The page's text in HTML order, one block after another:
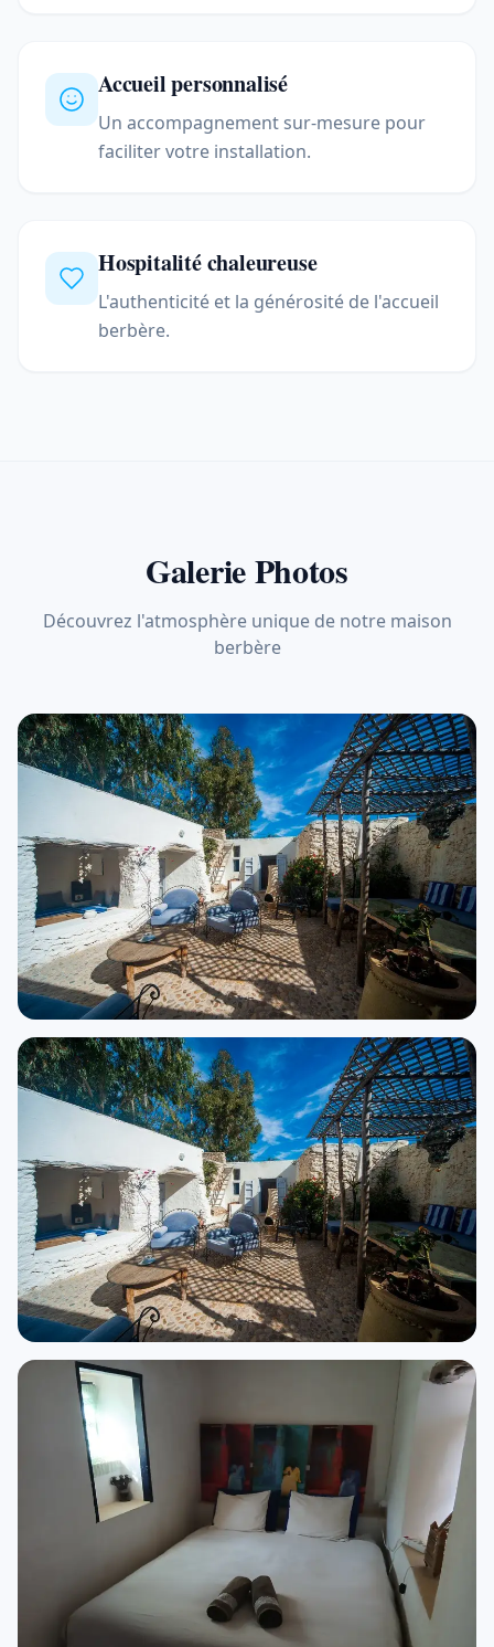
Accueil personnalisé
Un accompagnement sur-mesure pour
faciliter votre installation.
Hospitalité chaleureuse
L'authenticité et la générosité de l'accueil
berbère.
Galerie Photos
Découvrez l'atmosphère unique de notre maison
berbère